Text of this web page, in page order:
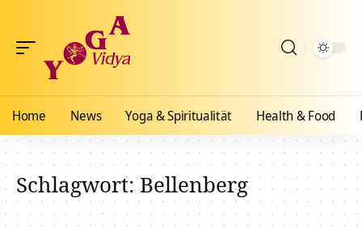
Home News Yoga & Spiritualität Health & Food
Schlagwort:Bellenberg